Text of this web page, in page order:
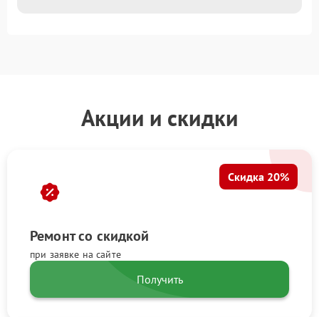
Акции и скидки
Ремонт со скидкой
при заявке на сайте
Скидка 20%
Получить